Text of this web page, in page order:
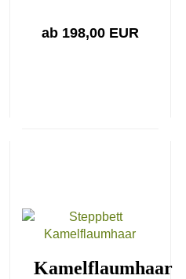
ab 198,00 EUR
Kamelflaumhaar